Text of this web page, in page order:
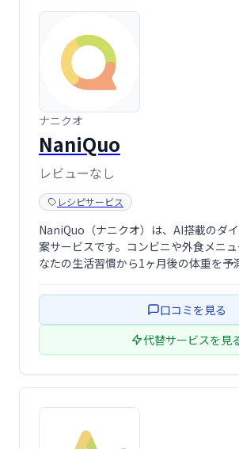
ナニクオ
NaniQuo
レビューなし
レシピサービス
NaniQuo（ナニクオ）は、AI搭載のダ
案サービスです。コンビニや外食メニ
なたの生活習慣から1ヶ月後の体重を予
を提案します。「何食べよう？」の悩
健康的なダイエットをサポート …
口コミを見る
代替サービスを見